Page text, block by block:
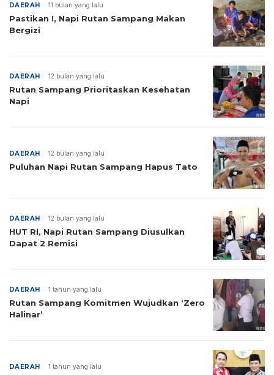
DAERAH 11 bulan yang lalu
Pastikan !, Napi Rutan Sampang Makan
Bergizi
DAERAH 12 bulan yang lalu
Rutan Sampang Prioritaskan Kesehatan
Napi
DAERAH 12 bulan yang lalu
Puluhan Napi Rutan Sampang Hapus Tato
DAERAH 12 bulan yang lalu
HUT RI, Napi Rutan Sampang Diusulkan
Dapat 2 Remisi
DAERAH 1 tahun yang lalu
Rutan Sampang Komitmen Wujudkan ‘Zero
Halinar’
DAERAH 1 tahun yang lalu